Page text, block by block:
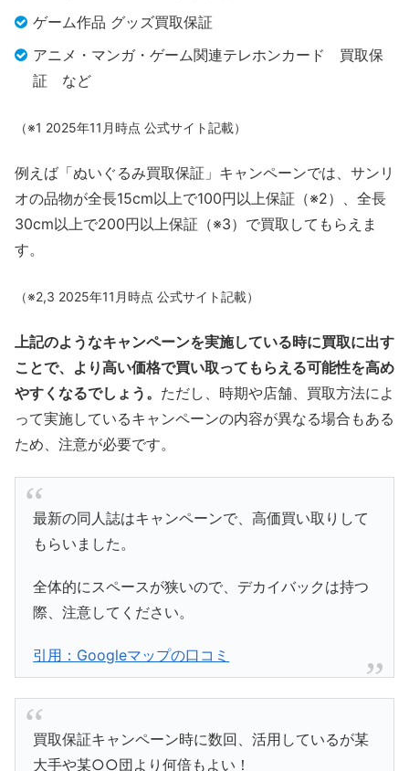
ゲーム作品 グッズ買取保証
アニメ・マンガ・ゲーム関連テレホンカード 買取保
証 など
（※1 2025年11月時点 公式サイト記載）
例えば「ぬいぐるみ買取保証」キャンペーンでは、サンリ
オの品物が全長15cm以上で100円以上保証（※2）、全長
30cm以上で200円以上保証（※3）で買取してもらえま
す。
（※2,3 2025年11月時点 公式サイト記載）
上記のようなキャンペーンを実施している時に買取に出す
ことで、より高い価格で買い取ってもらえる可能性を高め
やすくなるでしょう。 ただし、時期や店舗、買取方法によ
って実施しているキャンペーンの内容が異なる場合もある
ため、注意が必要です。
最新の同人誌はキャンペーンで、高価買い取りして
もらいました。
全体的にスペースが狭いので、デカイバックは持つ
際、注意してください。
引用：Googleマップの口コミ
買取保証キャンペーン時に数回、活用しているが某
大手や某○○団より何倍もよい！